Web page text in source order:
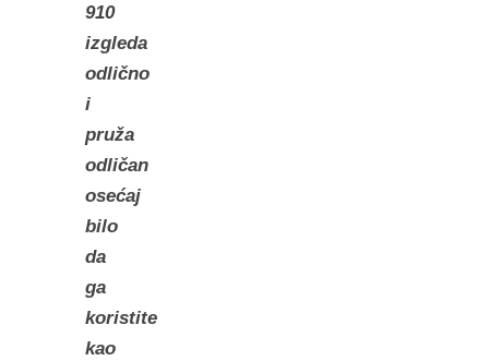
910
izgleda
odlično
i
pruža
odličan
osećaj
bilo
da
ga
koristite
kao